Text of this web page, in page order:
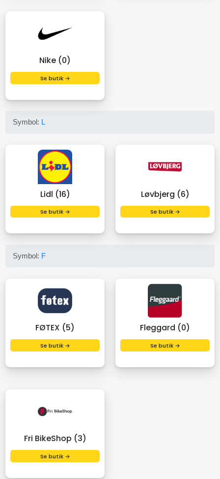
Nike (0)
Se butik →
Symbol: L
Lidl (16)
Se butik →
Løvbjerg (6)
Se butik →
Symbol: F
FØTEX (5)
Se butik →
Fleggard (0)
Se butik →
Fri BikeShop (3)
Se butik →